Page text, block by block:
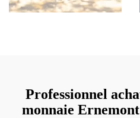
Professionnel
monnaie